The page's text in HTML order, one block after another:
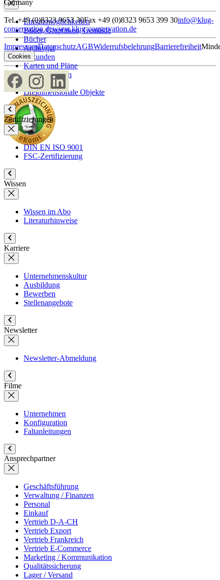
Einsatzmöglichkeiten
Bilder, Graphiken, Gemälde
Bücher
Archivgut
Urkunden
Karten und Pläne
Fotomaterialien
Textilien
Dreidimensionale Objekte
Zertifizierungen
DIN EN ISO 9001
FSC-Zertifizierung
Wissen
Wissen im Abo
Literaturhinweise
Karriere
Unternehmenskultur
Ausbildung
Bewerben
Stellenangebote
Newsletter
Newsletter-Abmeldung
Filme
Unternehmen
Konfiguration
Faltanleitungen
Ansprechpartner
Geschäftsführung
Verwaltung / Finanzen
Personal
Einkauf
Vertrieb D-A-CH
Vertrieb Export
Vertrieb Frankreich
Vertrieb E-Commerce
Marketing / Kommunikation
Qualitätssicherung
Lager / Versand
Germany
Tel. +49 (0)8323 9653 30Fax +49 (0)8323 9653 399 30info@klug-
conservation.dewww.klug-conservation.de
ImpressumDatenschutzAGBWiderrufsbelehrungBarrierefreiheit
Cookies